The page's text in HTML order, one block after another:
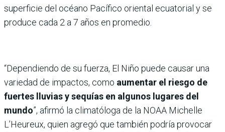
superficie del océano Pacífico oriental ecuatorial y se
produce cada 2 a 7 años en promedio.
“Dependiendo de su fuerza, El Niño puede causar una
variedad de impactos, como aumentar el riesgo de
fuertes lluvias y sequías en algunos lugares del
mundo”, afirmó la climatóloga de la NOAA Michelle
L’Heureux, quien agregó que también podría provocar